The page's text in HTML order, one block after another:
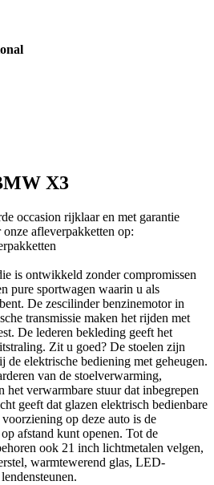
X3
occasion rijklaar en met garantie
afleverpakketten op:
is ontwikkeld zonder compromissen
pure sportwagen waarin u als
De zescilinder benzinemotor in
transmissie maken het rijden met
De lederen bekleding geeft het
Zit u goed? De stoelen zijn
de elektrische bediening met geheugen.
van de stoelverwarming,
het verwarmbare stuur dat inbegrepen
geeft dat glazen elektrisch bedienbare
op deze auto is de
afstand kunt openen. Tot de
ook 21 inch lichtmetalen velgen,
warmtewerend glas, LED-